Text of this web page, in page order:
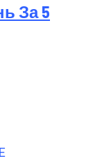
За 5